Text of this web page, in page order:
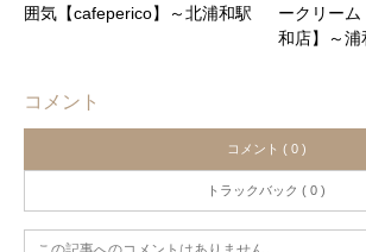
囲気【cafeperico】～北浦和駅
ークリー
和店】～浦
コメント
コメント ( 0 )
トラックバック ( 0 )